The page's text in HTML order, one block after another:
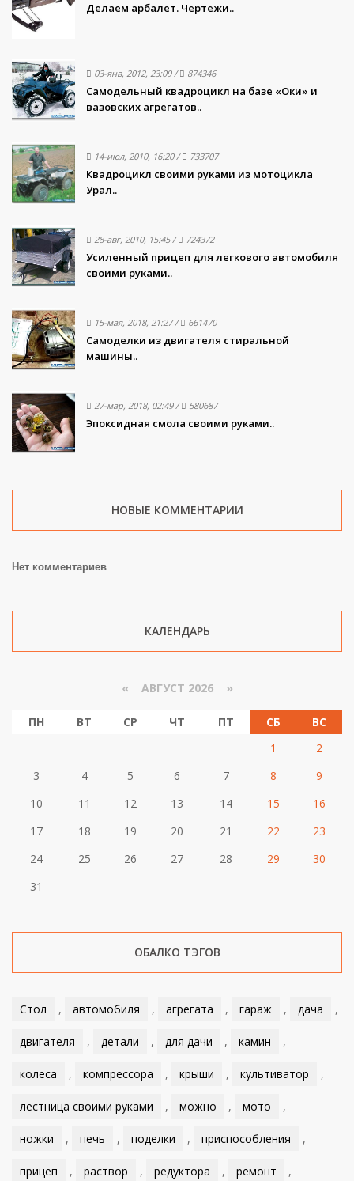
Делаем арбалет. Чертежи..
03-янв, 2012, 23:09/ 874346
Самодельный квадроцикл на базе «Оки» и
вазовских агрегатов..
14-июл, 2010, 16:20/ 733707
Квадроцикл своими руками из мотоцикла
Урал..
28-авг, 2010, 15:45/ 724372
Усиленный прицеп для легкового автомобиля
своими руками..
15-мая, 2018, 21:27/ 661470
Самоделки из двигателя стиральной
машины..
27-мар, 2018, 02:49/ 580687
Эпоксидная смола своими руками..
НОВЫЕ КОММЕНТАРИИ
Нет комментариев
КАЛЕНДАРЬ
« АВГУСТ 2026 »
ПН ВТ СР ЧТ ПТ СБ
ВС
1
2
3
4 5 6 7 8
9
10
11 12 13 14 15
16
17
18 19 20 21 22
23
24
25 26 27 28 29
30
31
ОБАЛКО ТЭГОВ
Стол , автомобиля , агрегата , гараж , дача ,
двигателя , детали , для дачи , камин ,
колеса , компрессора , крыши , культиватор ,
лестница своими руками , можно , мото ,
ножки , печь , поделки , приспособления ,
прицеп , раствор , редуктора , ремонт ,